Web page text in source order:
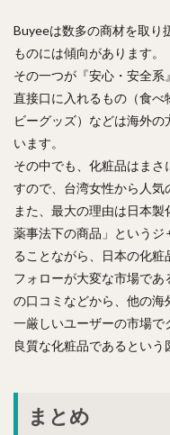
Buyeeは数多の商材を取り
ものには傾向があります。
その一つが『安心・安全系
直接口に入れるもの（食
ビーグッズ）などは海外
います。
その中でも、化粧品はまさ
すので、台湾女性から人気
また、最大の理由は日本
薬事法下の商品」というジ
ることながら、日本の化
フォローが大変な市場で
の口コミなどから、他の
一厳しいユーザーの市場で
良質な化粧品であるという
まとめ